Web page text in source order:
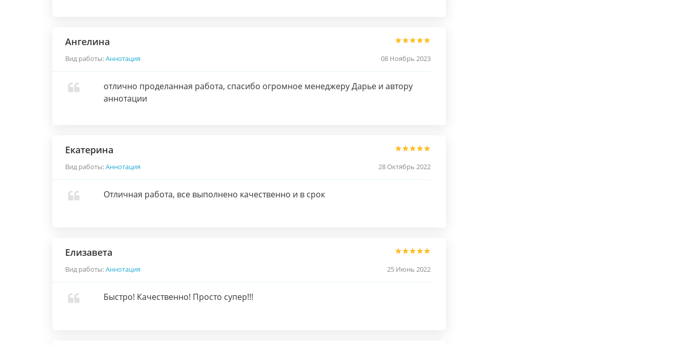
Ангелина
Вид работы:Аннотация 08 Ноябрь 2023
отлично проделанная работа, спасибо огромное менеджеру Дарье и автору
аннотации
Екатерина
Вид работы:Аннотация 28 Октябрь 2022
Отличная работа, все выполнено качественно и в срок
Елизавета
Вид работы:Аннотация 25 Июнь 2022
Быстро! Качественно! Просто супер!!!